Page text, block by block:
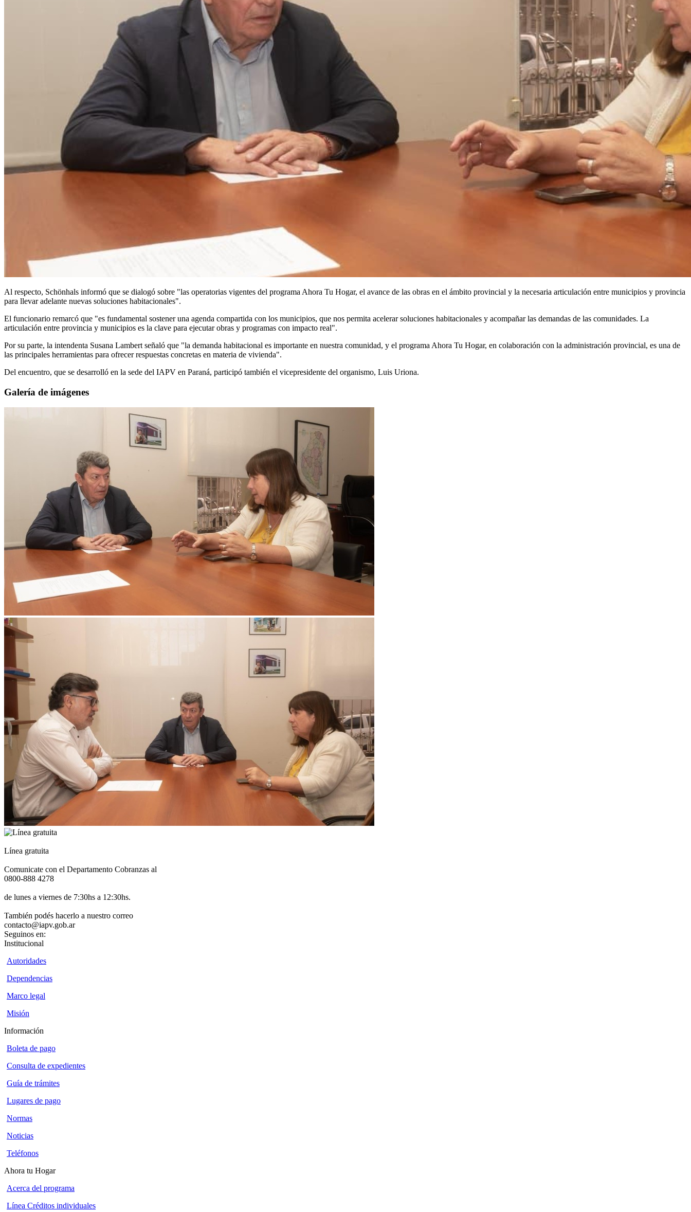
Al respecto, Schönhals informó que se dialogó sobre "las operatorias vigentes del programa Ahora Tu Hogar, el avance de las obras en el ámbito provincial y la necesaria articulación entre municipios y provincia
para llevar adelante nuevas soluciones habitacionales".
El funcionario remarcó que "es fundamental sostener una agenda compartida con los municipios, que nos permita acelerar soluciones habitacionales y acompañar las demandas de las comunidades. La
articulación entre provincia y municipios es la clave para ejecutar obras y programas con impacto real".
Por su parte, la intendenta Susana Lambert señaló que "la demanda habitacional es importante en nuestra comunidad, y el programa Ahora Tu Hogar, en colaboración con la administración provincial, es una de
las principales herramientas para ofrecer respuestas concretas en materia de vivienda".
Del encuentro, que se desarrolló en la sede del IAPV en Paraná, participó también el vicepresidente del organismo, Luis Uriona.
Galería de imágenes
Línea gratuita
Comunicate con el Departamento Cobranzas al
0800-888 4278
de lunes a viernes de 7:30hs a 12:30hs.
También podés hacerlo a nuestro correo
contacto@iapv.gob.ar
Seguinos en:
Institucional
Autoridades
Dependencias
Marco legal
Misión
Información
Boleta de pago
Consulta de expedientes
Guía de trámites
Lugares de pago
Normas
Noticias
Teléfonos
Ahora tu Hogar
Acerca del programa
Línea Créditos individuales